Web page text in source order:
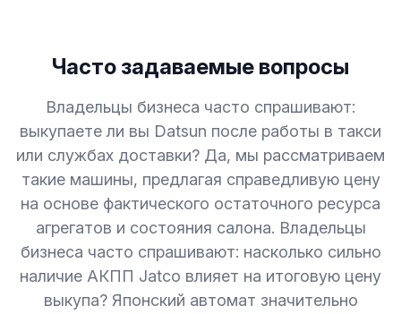
Часто задаваемые вопросы
Владельцы бизнеса часто спрашивают:
выкупаете ли вы Datsun после работы в такси
или службах доставки? Да, мы рассматриваем
такие машины, предлагая справедливую цену
на основе фактического остаточного ресурса
агрегатов и состояния салона. Владельцы
бизнеса часто спрашивают: насколько сильно
наличие АКПП Jatco влияет на итоговую цену
выкупа? Японский автомат значительно